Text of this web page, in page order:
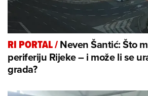
RI PORTAL/Neven Šantić: Što
periferiju Rijeke – i može li se
grada?